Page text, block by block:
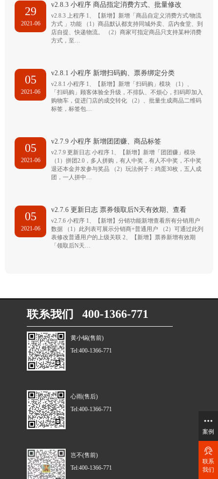
29
2021-06
v2.8.3 小程序 商品指定消费方式、批量修改
v2.8.3 上程序 1、【新增】新增「商品自定义消费方式/物流
方式 」功能 （1）商品默认都支持同城外卖、店内食堂、到
店自提、快递物流。 （2）商家可指定商品只支持某种消费
方式，至…
05
2021-06
v2.8.1 小程序 新增扫码购、票券绑定分类
v2.8.1 小程序 1、【新增】新增「扫码购」模块 （1）、
「扫码购」顾客体验全升级，不排队、不烦心，扫码即加入
购物车，促进门店的成交转化 （2）、批量生成商品二维码
标签，标签包…
05
2021-06
v2.7.9 小程序 新增团团赚、商品标签
v2.7.9 更新日志 小程序 1、【新增】新增「团团赚」模块
（1）拼团2.0，多人拼购，有人中奖，有人不中奖，不中奖
退还本金并发参与奖品 （2）玩法例子：鸡蛋30枚，五人成
团，一人拼中…
05
2021-06
v2.7.6 更新日志 票券领取后N天有效期、查看
v2.7.6 小程序 1、【新增】分销功能新增查看所有分销用户
数据 （1）此列表可展示分销商+普通用户 （2）可通过此列
表修改普通用户的上级关联 2、【新增】票券新增有效期
「领取后N天…
联系我们 400-1366-771
黄小锅(售前)
Tel:400-1366-771
心雨(售后)
Tel:400-1366-771
岂不(售前)
Tel:400-1366-771
案例
联系
我们